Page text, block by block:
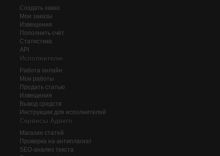
Создать заказ
Мои заказы
Извещения
Пополнить счёт
Статистика
API
Исполнителю
Работа онлайн
Мои работы
Продать статью
Извещения
Вывод средств
Инструкции для исполнителей
Сервисы Адвего
Магазин статей
Проверка на антиплагиат
SEO-анализ текста